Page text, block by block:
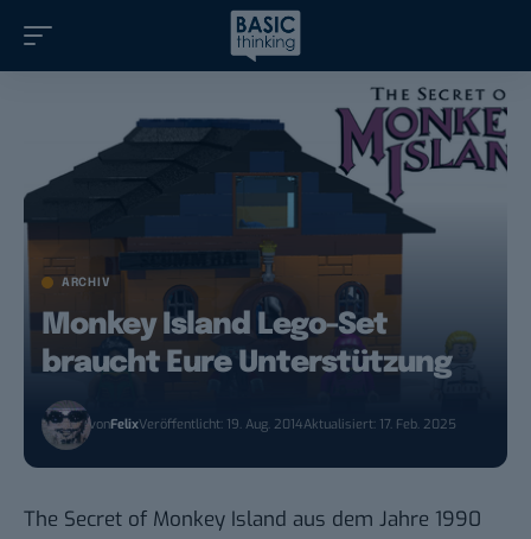
ARCHIV
Monkey Island Lego-Set
braucht Eure Unterstützung
vonFelixVeröffentlicht: 19. Aug. 2014Aktualisiert: 17. Feb. 2025
The Secret of Monkey Island aus dem Jahre 1990